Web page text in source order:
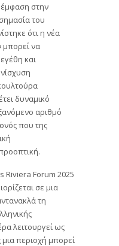
στην
του
ότι η νέα
μπορεί να
και
δυναμικό
αριθμό
που της
Riviera Forum 2025
σε μια
τη
λειτουργεί ως
περιοχή μπορεί